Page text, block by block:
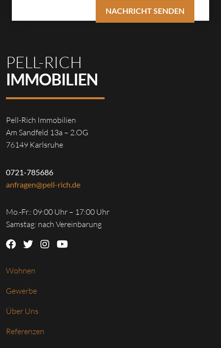
PELL-RICH
IMMOBILIEN
Pell-Rich Immobilien
Am Sandfeld 13a – 2.OG
76149 Karlsruhe
0721-785686
anfragen@pell-rich.de
Mo.-Fr.: 09:00 Uhr – 17:00 Uhr
Samstag: nach Vereinbarung
Wohnen
Gewerbe
Über Uns
Referenzen